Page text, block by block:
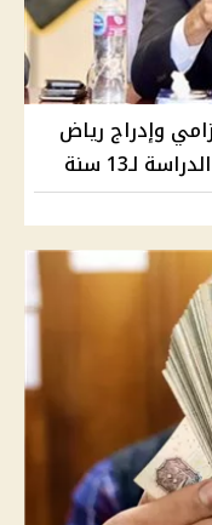
وإدراج رياض